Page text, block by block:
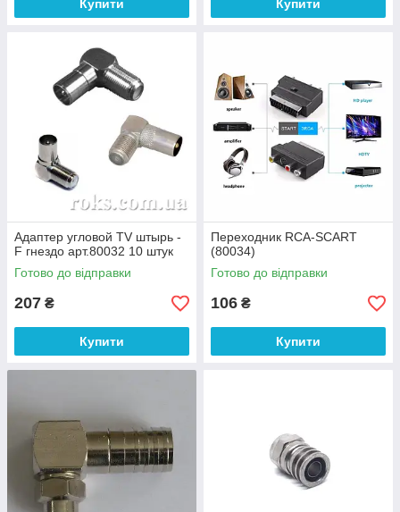
Купити Купити
Адаптер угловой TV штырь -
F гнездо арт.80032 10 штук
Готово до відправки
207 ₴
Купити
Переходник RCA-SCART
(80034)
Готово до відправки
106 ₴
Купити